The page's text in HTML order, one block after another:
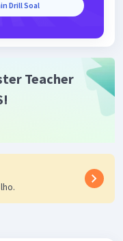
Drill Soal
Teacher